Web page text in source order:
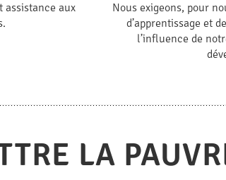
assistance aux
Nous exigeons, pour
d’apprentissage et
l’influence de
LA